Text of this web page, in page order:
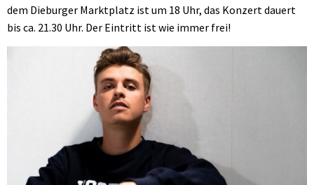
dem Dieburger Marktplatz ist um 18 Uhr, das Konzert dauert
bis ca. 21.30 Uhr. Der Eintritt ist wie immer frei!